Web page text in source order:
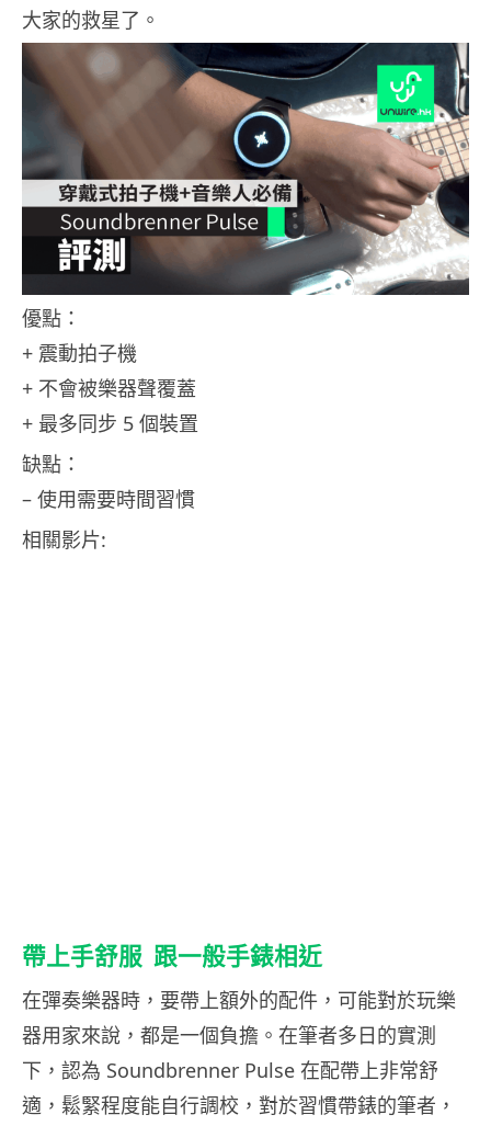
大家的救星了。
優點：
+ 震動拍子機
+ 不會被樂器聲覆蓋
+ 最多同步 5 個裝置
缺點：
– 使用需要時間習慣
相關影片:
帶上手舒服 跟一般手錶相近
在彈奏樂器時，要帶上額外的配件，可能對於玩樂
器用家來說，都是一個負擔。在筆者多日的實測
下，認為 Soundbrenner Pulse 在配帶上非常舒
適，鬆緊程度能自行調校，對於習慣帶錶的筆者，